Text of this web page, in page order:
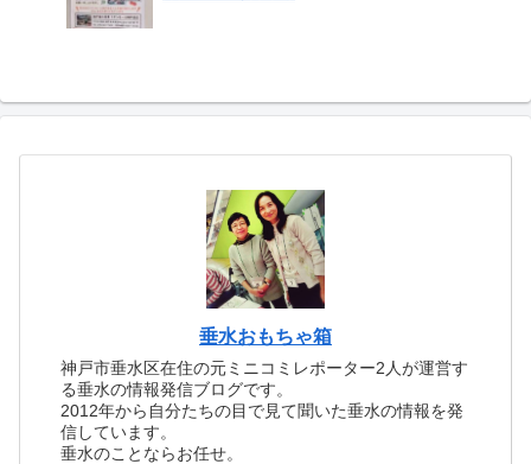
垂水おもちゃ箱
神戸市垂水区在住の元ミニコミレポーター2人が運営す
る垂水の情報発信ブログです。
2012年から自分たちの目で見て聞いた垂水の情報を発
信しています。
垂水のことならお任せ。